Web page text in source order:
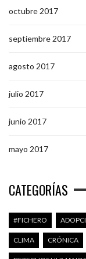
octubre 2017
septiembre 2017
agosto 2017
julio 2017
junio 2017
mayo 2017
CATEGORÍAS
#FICHERO
CLIMA CRÓNICA